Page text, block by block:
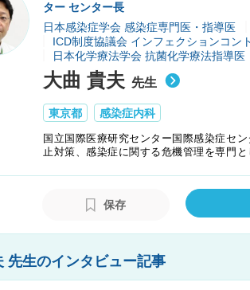
ター センター長
日本感染症学会 感染症専門医・指導医
ICD制度協議会 インフェクションコン
日本化学療法学会 抗菌化学療法指導医
大曲 貴夫 先生
東京都 感染症内科
国立国際医療研究センター国際感染症セ
止対策、感染症に関する危機管理を専門
報発信にも尽力している。
保存
先生のインタビュー記事